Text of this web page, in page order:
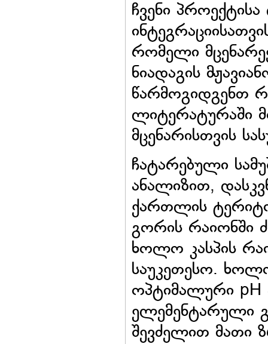
ჩვენი
რომელი
ნიადაგის
წარმოგიდგენთ
ლიტერატურაში
მცენარისთვის
ჩატარებული
ანალიზით,
ქართლის
გორის რაიონში
ხოლო კასპის
საუკეთესო. ხოლო
ოპტიმალური pH
ელემენტარული
შევძელით მათი